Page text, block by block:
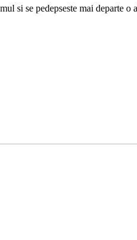
si se pedepseste mai departe